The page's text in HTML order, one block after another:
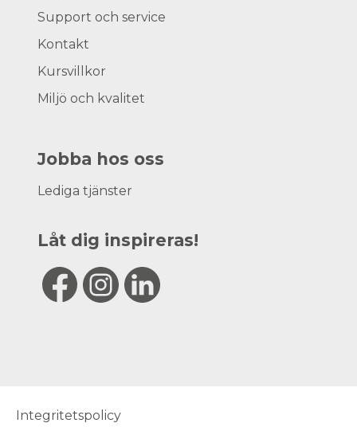
Support och service
Kontakt
Kursvillkor
Miljö och kvalitet
Jobba hos oss
Lediga tjänster
Låt dig inspireras!
Integritetspolicy